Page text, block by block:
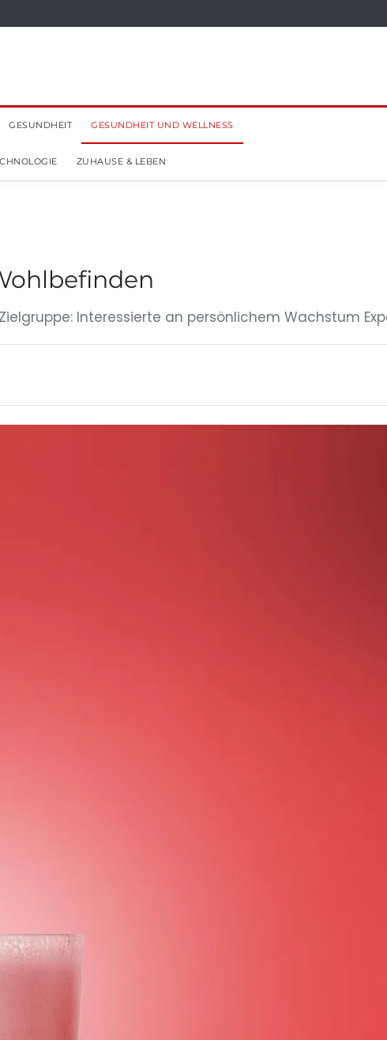
GESUNDHEIT GESUNDHEIT UND WELLNESS
ZUHAUSE & LEBEN
Interessierte an persönlichem Wachstum